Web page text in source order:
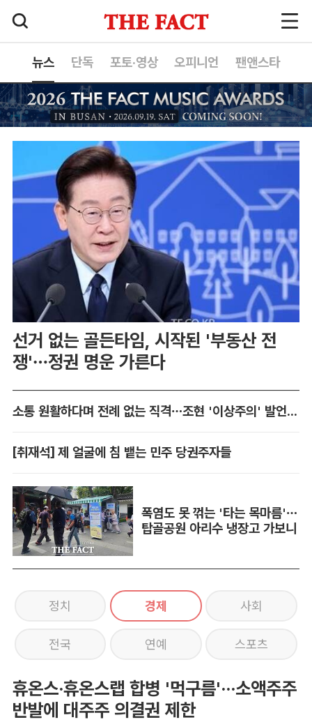
뉴스 단독 포토·영상 오피니언 팬앤스타
선거 없는 골든타임, 시작된 '부동산 전
쟁'…정권 명운 가른다
소통 원활하다며 전례 없는 직격…조현 '이상주의' 발언 논란
[취재석] 제 얼굴에 침 뱉는 민주 당권주자들
폭염도 못 꺾는 '타는 목마름'…
탑골공원 아리수 냉장고 가보니
정치 경제 사회
전국 연예 스포츠
휴온스·휴온스랩 합병 '먹구름'···소액주주
반발에 대주주 의결권 제한